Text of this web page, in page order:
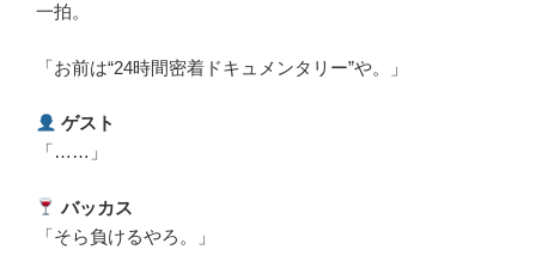
一拍。
「お前は“24時間密着ドキュメンタリー”や。」
ゲスト
「……」
バッカス
「そら負けるやろ。」